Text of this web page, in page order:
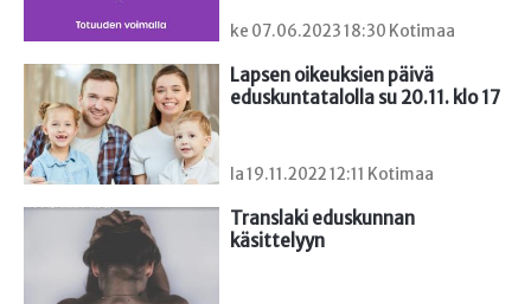
ke 07.06.2023 18:30 Kotimaa
Lapsen oikeuksien päivä
eduskuntatalolla su 20.11. klo 17
la 19.11.2022 12:11 Kotimaa
Translaki eduskunnan
käsittelyyn